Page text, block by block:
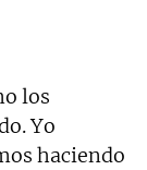
los
Yo
haciendo